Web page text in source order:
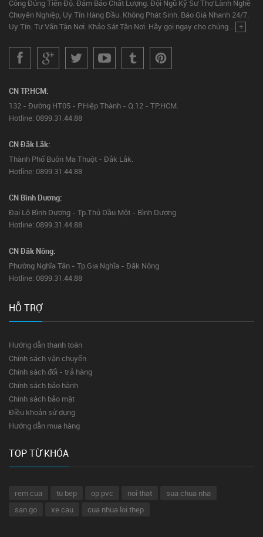
Công Đúng Tiến Độ. Đảm Bảo Chất Lượng. Đội Ngũ Kỹ Sư Thợ Lành Nghề
Chuyên Nghiệp, Uy Tín Hàng Đầu. Không Phát Sinh. Báo Giá Nhanh 24/7.
Uy Tín. Tư Vấn Tận Nơi. Khảo Sát Tận Nơi. Hãy gọi ngay cho chúng... +
CN TP.HCM:
132 - Đường HT05 - P.Hiệp Thành - Q.12 - TP.HCM.
Hotline: 0899.31.44.88
CN Đắk Lắk:
Thành Phố Buôn Ma Thuột - Đắk Lắk.
Hotline: 0899.31.44.88
CN Bình Dương:
Đại Lộ Bình Dương - Tp.Thủ Dầu Một - Bình Dương
Hotline: 0899.31.44.88
CN Đăk Nông:
Phường Nghĩa Tân - Tp.Gia Nghĩa - Đăk Nông
Hotline: 0899.31.44.88
HỖ TRỢ
Hướng dẫn thanh toán
Chính sách vận chuyển
Chính sách đổi - trả hàng
Chính sách bảo hành
Chính sách bảo mật
Điều khoản sử dụng
Hướng dẫn mua hàng
TOP TỪ KHÓA
rem cua tu bep op pvc noi that
sua chua nha
san go
xe cau cua nhua loi thep